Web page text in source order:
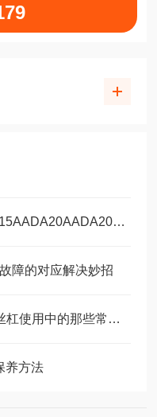
汉江直线导轨螺纹孔型滑块DA15AADA20AADA20AAL
障的对应解决妙招
干货分享：THK直线导轨滚珠丝杠使用中的那些常见故障与解决技巧
养方法